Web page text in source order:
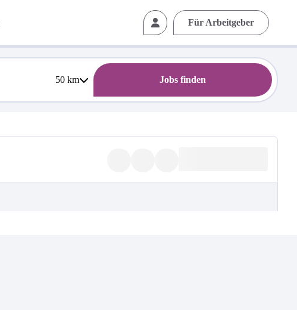
Für Arbeitgeber
50km Jobs finden